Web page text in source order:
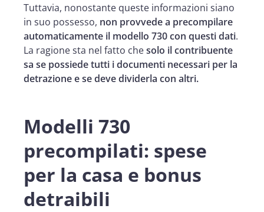
Tuttavia, nonostante queste informazioni siano
in suo possesso, non provvede a precompilare
automaticamente il modello 730 con questi dati.
La ragione sta nel fatto chesolo il contribuente
sa se possiede tutti i documenti necessari per la
detrazione e se deve dividerla con altri.
Modelli 730
precompilati: spese
per la casa e bonus
detraibili